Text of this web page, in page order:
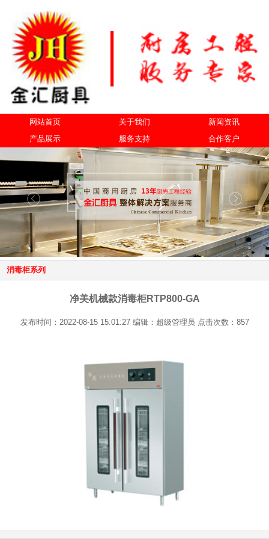
网站首页 关于我们
新闻资讯
产品展示
服务支持 合作客户
消毒柜系列
净美机械款消毒柜RTP800-GA
发布时间：2022-08-15 15:01:27 编辑：超级管理员 点击次数：857